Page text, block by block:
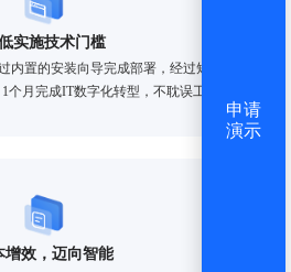
实施技术门槛
内置的安装向导完成部署，经过短期培训
个月完成IT数字化转型，不耽误工期。
增效，迈向智能
申请
演示